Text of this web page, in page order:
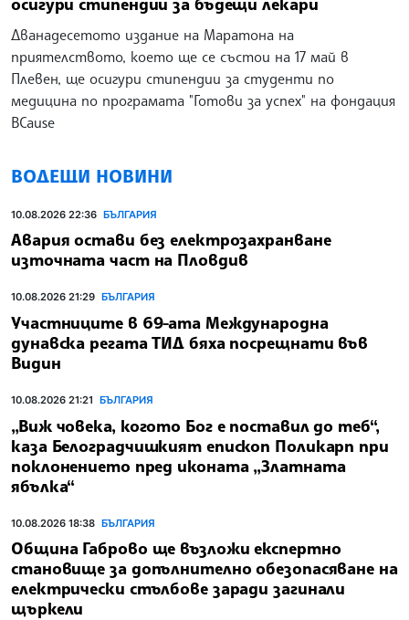
Дванадесетото издание на Маратона на
приятелството, което ще се състои на 17 май в
Плевен, ще осигури стипендии за студенти по
медицина по програмата "Готови за успех" на фондация
BCause
ВОДЕЩИ НОВИНИ
10.08.2026 22:36 БЪЛГАРИЯ
Авария остави без електрозахранване
източната част на Пловдив
10.08.2026 21:29 БЪЛГАРИЯ
Участниците в 69-ата Международна
дунавска регата ТИД бяха посрещнати във
Видин
10.08.2026 21:21 БЪЛГАРИЯ
„Виж човека, когото Бог е поставил до теб“,
каза Белоградчишкият епископ Поликарп при
поклонението пред иконата „Златната
ябълка“
10.08.2026 18:38 БЪЛГАРИЯ
Община Габрово ще възложи експертно
становище за допълнително обезопасяване на
електрически стълбове заради загинали
щъркели